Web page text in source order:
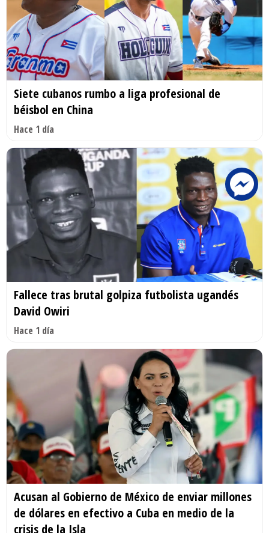
Siete cubanos rumbo a liga profesional de
béisbol en China
Hace 1 día
Fallece tras brutal golpiza futbolista ugandés
David Owiri
Hace 1 día
Acusan al Gobierno de México de enviar millones
de dólares en efectivo a Cuba en medio de la
crisis de la Isla